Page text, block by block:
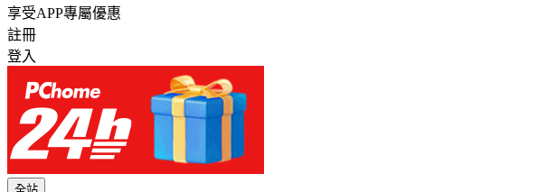
享受APP專屬優惠
註冊
登入